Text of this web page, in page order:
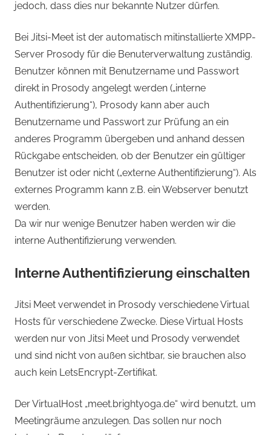
jedoch, dass dies nur bekannte Nutzer dürfen.
Bei Jitsi-Meet ist der automatisch mitinstallierte XMPP-
Server Prosody für die Benuterverwaltung zuständig.
Benutzer können mit Benutzername und Passwort
direkt in Prosody angelegt werden („interne
Authentifizierung“), Prosody kann aber auch
Benutzername und Passwort zur Prüfung an ein
anderes Programm übergeben und anhand dessen
Rückgabe entscheiden, ob der Benutzer ein gültiger
Benutzer ist oder nicht („externe Authentifizierung“). Als
externes Programm kann z.B. ein Webserver benutzt
werden.
Da wir nur wenige Benutzer haben werden wir die
interne Authentifizierung verwenden.
Interne Authentifizierung einschalten
Jitsi Meet verwendet in Prosody verschiedene Virtual
Hosts für verschiedene Zwecke. Diese Virtual Hosts
werden nur von Jitsi Meet und Prosody verwendet
und sind nicht von außen sichtbar, sie brauchen also
auch kein LetsEncrypt-Zertifikat.
Der VirtualHost „meet.brightyoga.de“ wird benutzt, um
Meetingräume anzulegen. Das sollen nur noch